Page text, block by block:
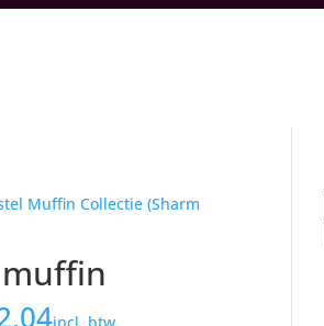
Muffin Collectie (Sharm
muffin
incl. btw